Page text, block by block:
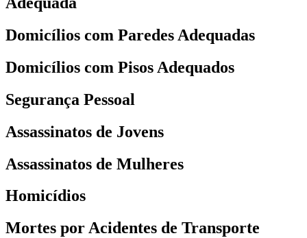
Domicílios com Paredes Adequadas
Domicílios com Pisos Adequados
Segurança Pessoal
Assassinatos de Jovens
Assassinatos de Mulheres
Homicídios
Mortes por Acidentes de Transporte